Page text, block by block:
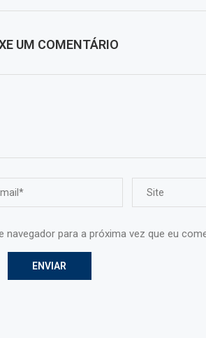
UM COMENTÁRIO
para a próxima vez que eu